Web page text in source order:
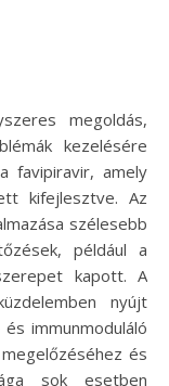
kezelésére
favipiravir, amely
kifejlesztve. Az
szélesebb
például a
kapott. A
nyújt
immunmoduláló
és
sok esetben